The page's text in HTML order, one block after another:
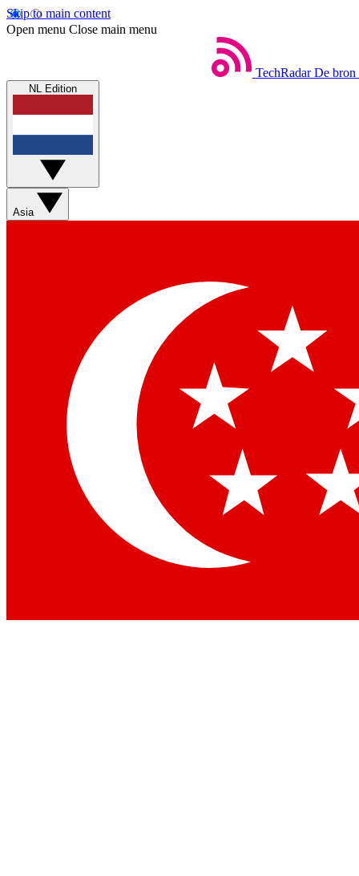
Skip to main content
Open menu Close main menu
TechRadar De bron
NL Edition
Asia